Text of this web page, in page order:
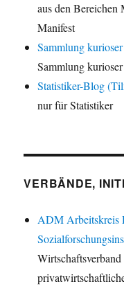
aus den
Manifest
Sammlung
Sammlung
Statistiker-Blog
nur für Statistiker
VERBÄNDE,
ADM Arbeitskreis